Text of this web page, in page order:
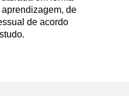
de
de acordo